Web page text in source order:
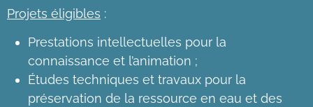
Projets éligibles :
Prestations intellectuelles pour la
connaissance et l’animation ;
Études techniques et travaux pour la
préservation de la ressource en eau et des